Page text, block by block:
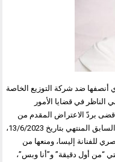
أنصفها ضد شركة التوزيع الخاصة
الناظر في قضايا الأمور
قضى بردّ الاعتراض المقدم من
شركة وتري أوف شور ش.م.ل. وأكد على قراره السابق المنتهي بتاريخ 13/6/2023،
للفنانة إليسا، ومنعها من
“من أول دقيقة” و”أنا وبس”،